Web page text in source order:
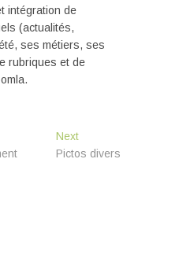
intégration de
(actualités,
ses métiers, ses
rubriques et de
NextNext
post:
Pictos divers